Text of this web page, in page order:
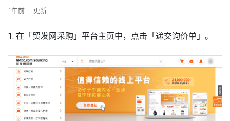
1年前 更新
1. 在「贸发网采购」平台主页中，点击「递交询价单」。